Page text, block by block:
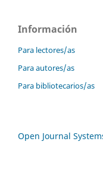
Información
Para lectores/as
Para autores/as
Para bibliotecarios/as
Open Journal